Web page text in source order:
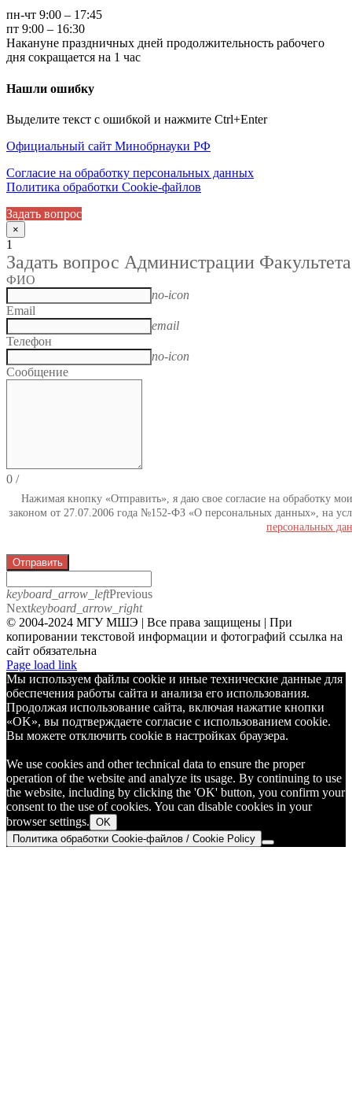
пн-чт 9:00 – 17:45
пт 9:00 – 16:30
Накануне праздничных дней продолжительность рабочего
дня сокращается на 1 час
Нашли ошибку
Выделите текст с ошибкой и нажмите Ctrl+Enter
Официальный сайт Минобрнауки РФ
Согласие на обработку персональных данных
Политика обработки Cookie-файлов
Задать вопрос
×
1
Задать вопрос Администрации Факультета
ФИО
no-icon
Email
email
Телефон
no-icon
Сообщение
0 /
Нажимая кнопку «Отправить», я даю свое согласие на обработку
законом от 27.07.2006 года №152-ФЗ «О персональных данных», на
персональных
Отправить
keyboard_arrow_leftPrevious
Nextkeyboard_arrow_right
© 2004-2024 МГУ МШЭ | Все права защищены | При
копировании текстовой информации и фотографий ссылка на
сайт обязательна
Telegram
Page load link
Мы используем файлы cookie и иные технические данные для
обеспечения работы сайта и анализа его использования.
Продолжая использование сайта, включая нажатие кнопки
«OK», вы подтверждаете согласие с использованием cookie.
Вы можете отключить cookie в настройках браузера.
We use cookies and other technical data to ensure the proper
operation of the website and analyze its usage. By continuing to use
the website, including by clicking the 'OK' button, you confirm your
consent to the use of cookies. You can disable cookies in your
browser settings. OK
Политика обработки Cookie-файлов / Cookie Policy